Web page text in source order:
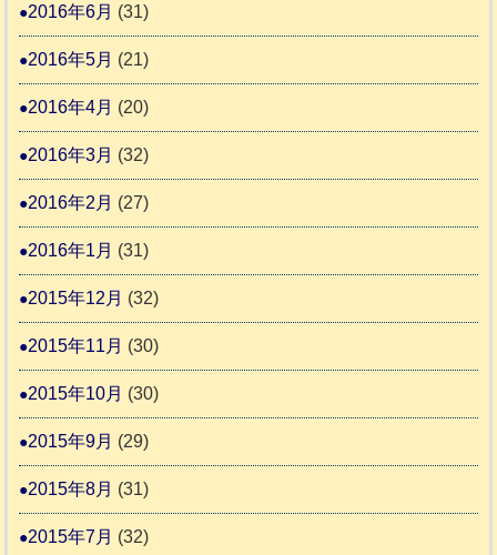
2016年6月 (31)
2016年5月 (21)
2016年4月 (20)
2016年3月 (32)
2016年2月 (27)
2016年1月 (31)
2015年12月 (32)
2015年11月 (30)
2015年10月 (30)
2015年9月 (29)
2015年8月 (31)
2015年7月 (32)